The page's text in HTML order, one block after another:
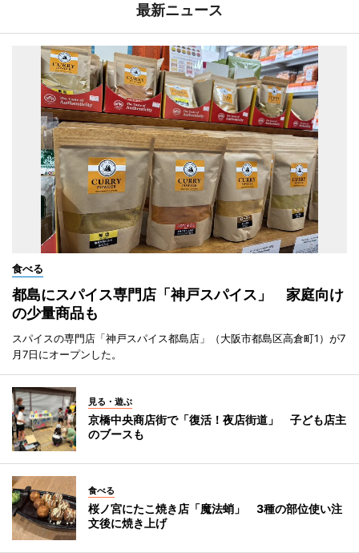
最新ニュース
食べる
都島にスパイス専門店「神戸スパイス」 家庭向け
の少量商品も
スパイスの専門店「神戸スパイス都島店」（大阪市都島区高倉町1）が7
月7日にオープンした。
見る・遊ぶ
京橋中央商店街で「復活！夜店街道」 子ども店主
のブースも
食べる
桜ノ宮にたこ焼き店「魔法蛸」 3種の部位使い注
文後に焼き上げ